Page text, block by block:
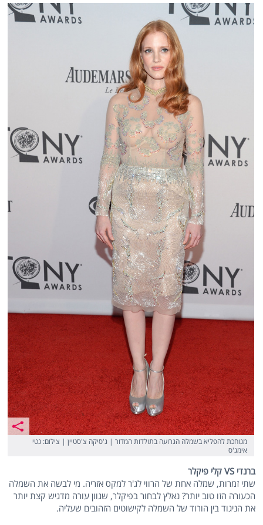
מגוחכת להפליא בשמלה הגרועה בתולדות המדור | ג'סיקה צ'סטיין | צילום: גטי
אימג'ס
ברנדי VS קלי פיקלר
שתי זמרות, שמלה אחת של הרווי לג'ר למקס אזריה. מי לבשה את השמלה
הכעורה הזו טוב יותר? נאלץ לבחור בפיקלר, שגוון עורה מדגיש קצת יותר
את הניגוד בין הורוד של השמלה לקישוטים הזהובים שעליה.